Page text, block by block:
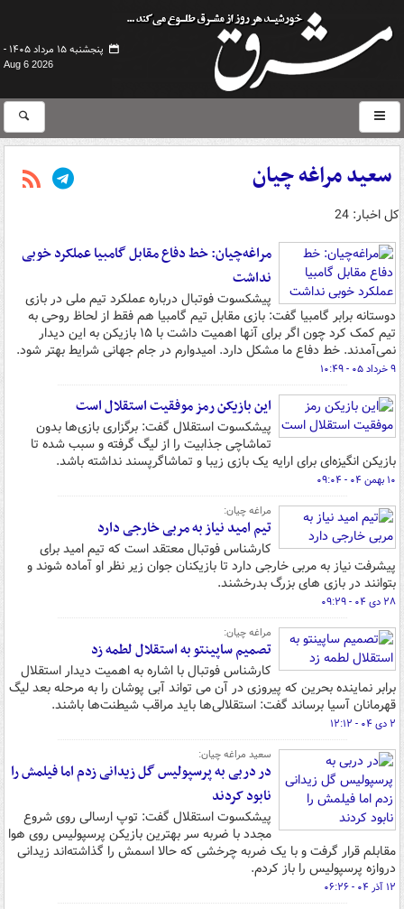
پنجشنبه ۱۵ مرداد ۱۴۰۵ -
Aug 6 2026
سعید مراغه چیان
کل اخبار: 24
مراغه‌چیان: خط دفاع مقابل گامبیا عملکرد خوبی
نداشت
پیشکسوت فوتبال درباره عملکرد تیم ملی در بازی
دوستانه برابر گامبیا گفت: بازی مقابل تیم گامبیا هم فقط از لحاظ روحی به
تیم کمک کرد چون اگر برای آنها اهمیت داشت با ۱۵ بازیکن به این دیدار
نمی‌آمدند. خط دفاع ما مشکل دارد. امیدوارم در جام جهانی شرایط بهتر شود.
۹ خرداد ۰۵ - ۱۰:۴۹
این بازیکن رمز موفقیت استقلال است
پیشکسوت استقلال گفت: برگزاری بازی‌ها بدون
تماشاچی جذابیت را از لیگ گرفته و سبب شده تا
بازیکن انگیزه‌ای برای ارایه یک بازی زیبا و تماشاگرپسند نداشته باشد.
۱۰ بهمن ۰۴ - ۰۹:۰۴
مراغه چیان:
تیم امید نیاز به مربی خارجی دارد
کارشناس فوتبال معتقد است که تیم امید برای
پیشرفت نیاز به مربی خارجی دارد تا بازیکنان جوان زیر نظر او آماده شوند و
بتوانند در بازی های بزرگ بدرخشند.
۲۸ دی ۰۴ - ۰۹:۲۹
مراغه چیان:
تصمیم ساپینتو به استقلال لطمه زد
کارشناس فوتبال با اشاره به اهمیت دیدار استقلال
برابر نماینده بحرین که پیروزی در آن می تواند آبی پوشان را به مرحله بعد لیگ
قهرمانان آسیا برساند گفت: استقلالی‌ها باید مراقب شیطنت‌ها باشند.
۲ دی ۰۴ - ۱۲:۱۲
سعید مراغه چیان:
در دربی به پرسپولیس گل زیدانی زدم اما فیلمش را
نابود کردند
پیشکسوت استقلال گفت: توپ ارسالی روی شروع
مجدد با ضربه سر بهترین بازیکن پرسپولیس روی هوا
مقابلم قرار گرفت و با یک ضربه چرخشی که حالا اسمش را گذاشته‌اند زیدانی
دروازه پرسپولیس را باز کردم.
۱۲ آذر ۰۴ - ۰۶:۲۶